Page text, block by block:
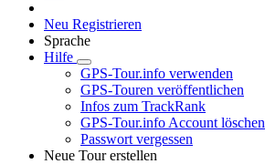
Neu Registrieren
Sprache
Hilfe
GPS-Tour.info verwenden
GPS-Touren veröffentlichen
Infos zum TrackRank
GPS-Tour.info Account löschen
Passwort vergessen
Neue Tour erstellen